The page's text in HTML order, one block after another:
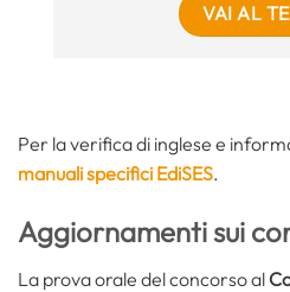
VAI AL
Per la verifica di inglese e
manuali specifici EdiSES.
Aggiornamenti sui
La prova orale del concorso al